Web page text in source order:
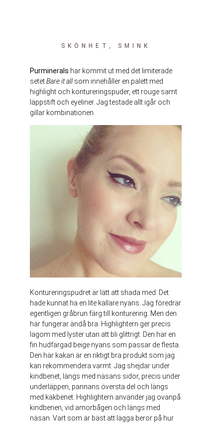
SKÖNHET, SMINK
Purminerals har kommit ut med det limiterade
setetBare it all som innehåller en palett med
highlight och kontureringspuder, ett rouge samt
läppstift och eyeliner. Jag testade allt igår och
gillar kombinationen.
Kontureringspudret är lätt att shada med. Det
hade kunnat ha en lite kallare nyans. Jag föredrar
egentligen gråbrun färg till konturering. Men den
här fungerar ändå bra. Highlightern ger precis
lagom med lyster utan att bli glittrigt. Den har en
fin hudfärgad beige nyans som passar de flesta.
Den här kakan är en riktigt bra produkt som jag
kan rekommendera varmt. Jag shejdar under
kindbenet, längs med näsans sidor, precis under
underläppen, pannans översta del och längs
med käkbenet. Highlightern använder jag ovanpå
kindbenen, vid amorbågen och längs med
näsan. Vart som är bäst att lägga beror på hur